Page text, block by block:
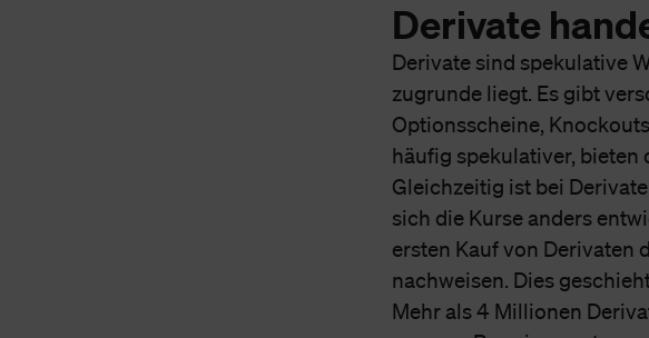
Derivate
Derivate sind spekulative
zugrunde liegt. Es gibt
Optionsscheine,
häufig spekulativer, bieten
Gleichzeitig ist bei
sich die Kurse anders
ersten Kauf von Derivaten
nachweisen. Dies
Mehr als 4 Millionen